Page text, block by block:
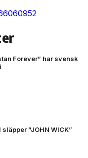
Forever” har svensk
”JOHN WICK”